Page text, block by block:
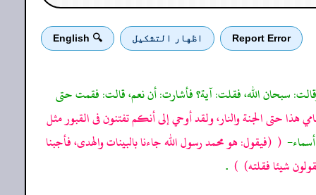
Report Error اظهار التشكيل 🔍 English
سبحان الله، فقلت: آية؟ فأشارت: أن نعم، قالت: فقمت حتى
هذا حتى الجنة والنار، ولقد أوحي إلى أنكم تفتنون فى القبور مثل
( (فيقول: هو محمد رسول الله جاءنا بالبينات والهدى، فأجبنا
شيئا فقلته) )
.